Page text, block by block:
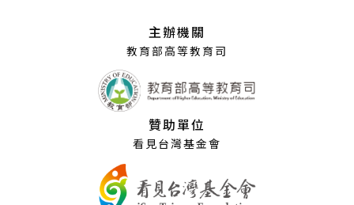
主辦機關
教育部高等教育司
贊助單位
看見台灣基金會